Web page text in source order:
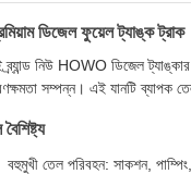
ডিজেল ফুয়েল ট্যাঙ্ক ট্রাক
নিউ HOWO ডিজেল
সম্পন্ন। এই যানটি ব্যাপক
বহুমুখী তেল পরিবহন: সাকশন, পাম্পিং,